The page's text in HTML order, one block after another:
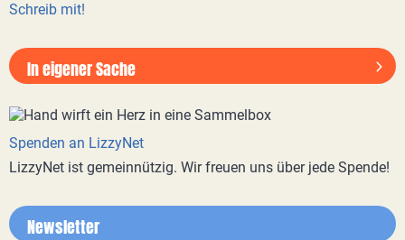
Schreib mit!
In eigener Sache
Spenden an LizzyNet
LizzyNet ist gemeinnützig. Wir freuen uns über jede Spende!
Newsletter